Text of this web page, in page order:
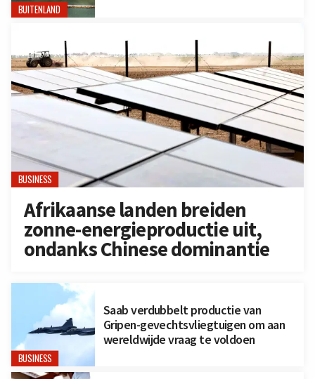
BUITENLAND
BUSINESS
Afrikaanse landen breiden
zonne-energieproductie uit,
ondanks Chinese dominantie
BUSINESS
Saab verdubbelt productie van
Gripen-gevechtsvliegtuigen om aan
wereldwijde vraag te voldoen